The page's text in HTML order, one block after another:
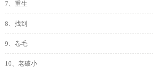
7、重生
8、找到
9、卷毛
10、老破小